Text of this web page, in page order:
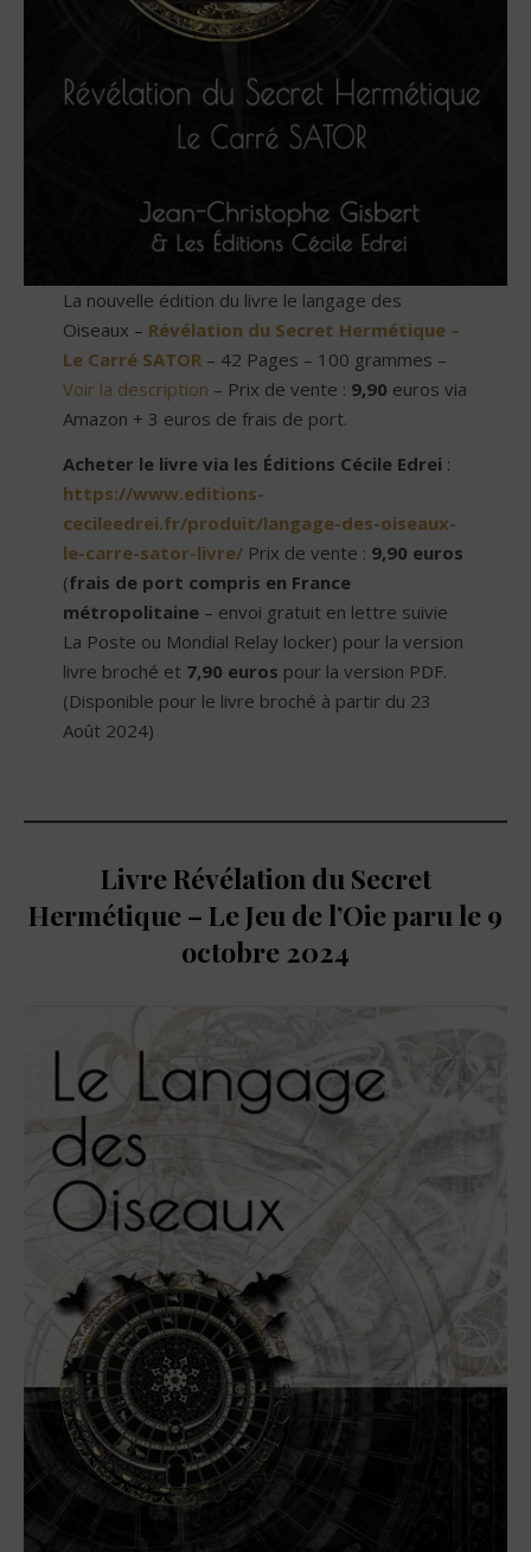
La nouvelle édition du livre le langage des
Oiseaux – Révélation du Secret Hermétique –
Le Carré SATOR – 42 Pages – 100 grammes –
Voir la description – Prix de vente : 9,90 euros via
Amazon + 3 euros de frais de port.
Acheter le livre via les Éditions Cécile Edrei :
https://www.editions-
cecileedrei.fr/produit/langage-des-oiseaux-
le-carre-sator-livre/ Prix de vente : 9,90 euros
(frais de port compris en France
métropolitaine– envoi gratuit en lettre suivie
La Poste ou Mondial Relay locker) pour la version
livre broché et 7,90 euros pour la version PDF.
(Disponible pour le livre broché à partir du 23
Août 2024)
Livre Révélation du Secret
Hermétique – Le Jeu de l’Oie paru le 9
octobre 2024